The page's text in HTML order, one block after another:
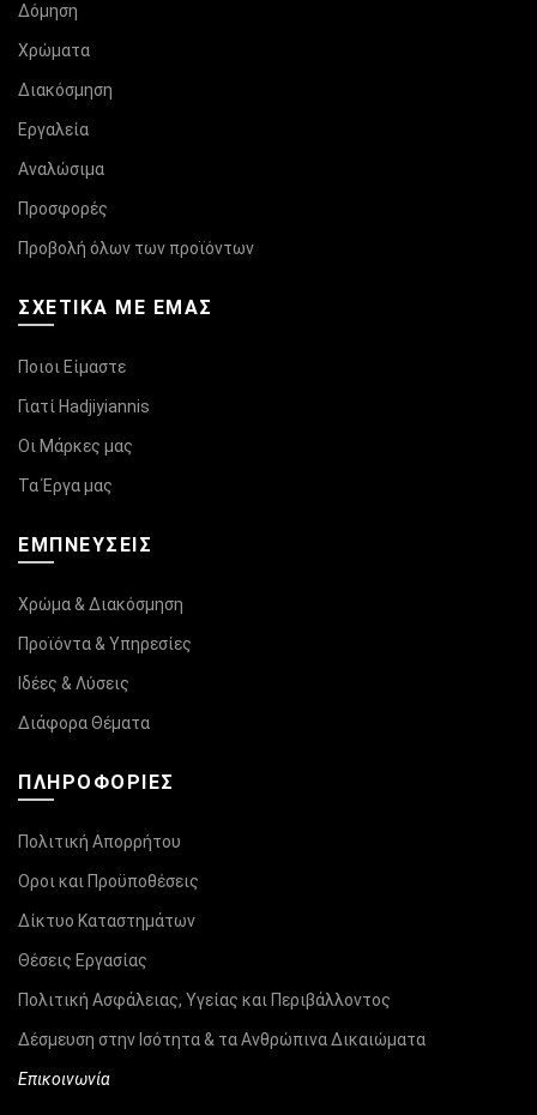
Δόμηση
Χρώματα
Διακόσμηση
Εργαλεία
Αναλώσιμα
Προσφορές
Προβολή όλων των προϊόντων
ΣΧΕΤΙΚΆ ΜΕ ΕΜΑΣ
Ποιοι Είμαστε
Γιατί Hadjiyiannis
Οι Μάρκες μας
Τα Έργα μας
ΕΜΠΝΕΥΣΕΙΣ
Χρώμα & Διακόσμηση
Προϊόντα & Υπηρεσίες
Ιδέες & Λύσεις
Διάφορα Θέματα
ΠΛΗΡΟΦΟΡΊΕΣ
Πολιτική Απορρήτου
Οροι και Προϋποθέσεις
Δίκτυο Καταστημάτων
Θέσεις Εργασίας
Πολιτική Ασφάλειας, Υγείας και Περιβάλλοντος
Δέσμευση στην Ισότητα & τα Ανθρώπινα Δικαιώματα
Επικοινωνία